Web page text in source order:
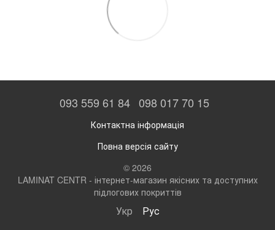
093 559 61 84 098 017 70 15
Контактна інформація
Повна версія сайту
© 2026
LAMINAT CENTR - інтернет-магазин якісних та доступних
підлогових покриттів
Укр Рус